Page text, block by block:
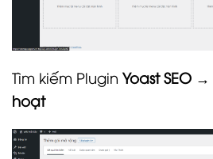
Tìm kiếm Plugin Yoast SEO →
hoạt